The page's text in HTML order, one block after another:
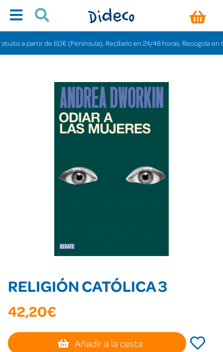
a partir de 60€ (Península). Recíbelo en 24/48 horas. Recogida en
RELIGIÓN CATÓLICA 3
42,20€
Añadir a la cesta